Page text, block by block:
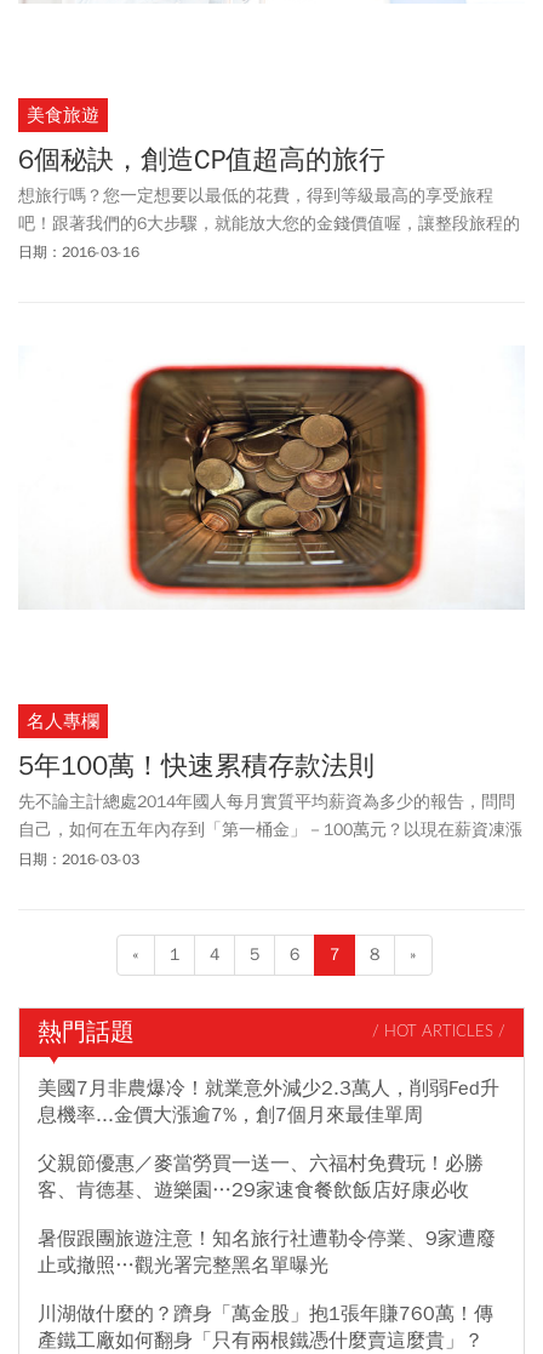
美食旅遊
6個秘訣，創造CP值超高的旅行
想旅行嗎？您一定想要以最低的花費，得到等級最高的享受旅程
吧！跟著我們的6大步驟，就能放大您的金錢價值喔，讓整段旅程的
CP值，超越實際付出的金額。
日期：2016-03-16
名人專欄
5年100萬！快速累積存款法則
先不論主計總處2014年國人每月實質平均薪資為多少的報告，問問
自己，如何在五年內存到「第一桶金」－100萬元？以現在薪資凍漲
的情況下，建議先把目標打八折，五年內存到80萬元為目標。
日期：2016-03-03
« 1 4 5 6 7 8 »
熱門話題 / HOT ARTICLES /
美國7月非農爆冷！就業意外減少2.3萬人，削弱Fed升
息機率...金價大漲逾7%，創7個月來最佳單周
父親節優惠／麥當勞買一送一、六福村免費玩！必勝
客、肯德基、遊樂園…29家速食餐飲飯店好康必收
暑假跟團旅遊注意！知名旅行社遭勒令停業、9家遭廢
止或撤照…觀光署完整黑名單曝光
川湖做什麼的？躋身「萬金股」抱1張年賺760萬！傳
產鐵工廠如何翻身「只有兩根鐵憑什麼賣這麼貴」？